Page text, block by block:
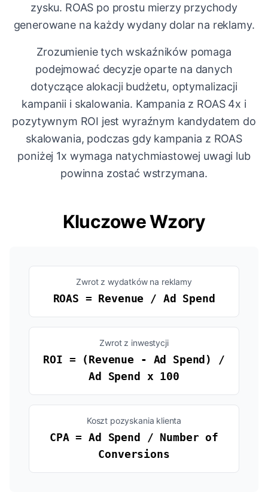
zysku. ROAS po prostu mierzy przychody
generowane na każdy wydany dolar na reklamy.
Zrozumienie tych wskaźników pomaga
podejmować decyzje oparte na danych
dotyczące alokacji budżetu, optymalizacji
kampanii i skalowania. Kampania z ROAS 4x i
pozytywnym ROI jest wyraźnym kandydatem do
skalowania, podczas gdy kampania z ROAS
poniżej 1x wymaga natychmiastowej uwagi lub
powinna zostać wstrzymana.
Kluczowe Wzory
Zwrot z wydatków na reklamy
ROAS = Revenue / Ad Spend
Zwrot z inwestycji
ROI = (Revenue - Ad Spend) /
Ad Spend x 100
Koszt pozyskania klienta
CPA = Ad Spend / Number of
Conversions